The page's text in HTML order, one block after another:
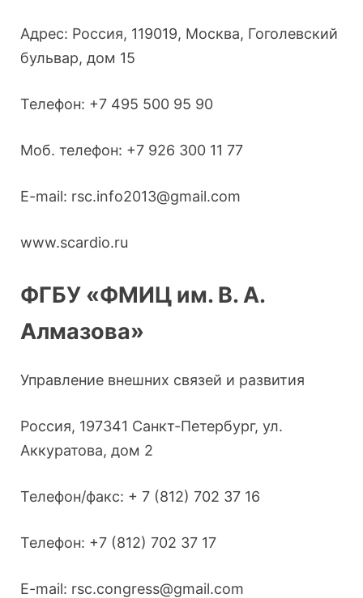
Адрес: Россия, 119019, Москва, Гоголевский
бульвар, дом 15
Телефон: +7 495 500 95 90
Моб. телефон: +7 926 300 11 77
E-mail: rsc.info2013@gmail.com
www.scardio.ru
ФГБУ «ФМИЦ им. В. А.
Алмазова»
Управление внешних связей и развития
Россия, 197341 Санкт-Петербург, ул.
Аккуратова, дом 2
Телефон/факс: + 7 (812) 702 37 16
Телефон: +7 (812) 702 37 17
E-mail: rsc.congress@gmail.com